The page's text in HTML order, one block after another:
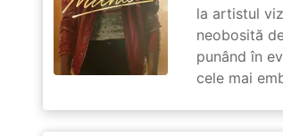
la artistul
neobosită
punând în
cele mai